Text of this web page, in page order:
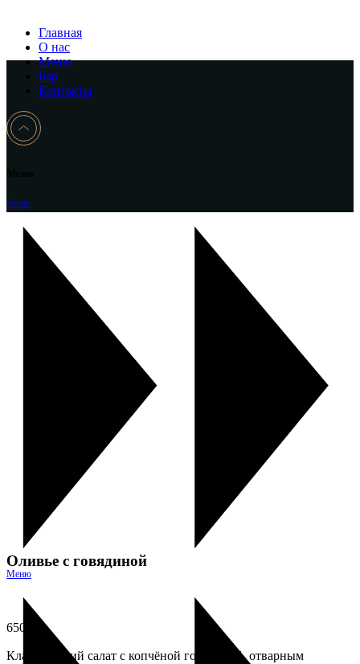
Главная
О нас
Меню
Бар
Контакты
Home
Меню
Оливье с говядиной
650
Классический салат с копчёной говядиной, отварным